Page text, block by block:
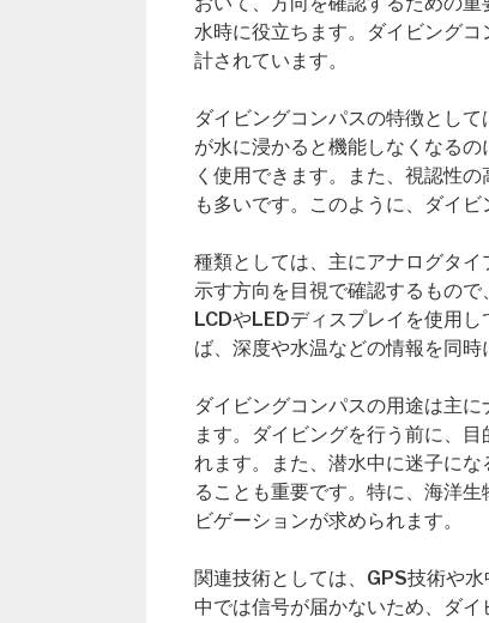
水時に役立ちます。ダイビング
計されています。
ダイビングコンパスの特徴とし
が水に浸かると機能しなくなる
く使用できます。また、視認性
も多いです。このように、ダイ
種類としては、主にアナログタ
示す方向を目視で確認するもの
LCDやLEDディスプレイを使用
ば、深度や水温などの情報を同時
ダイビングコンパスの用途は主
ます。ダイビングを行う前に、
れます。また、潜水中に迷子に
ることも重要です。特に、海洋
ビゲーションが求められます。
関連技術としては、GPS技術や
中では信号が届かないため、ダ